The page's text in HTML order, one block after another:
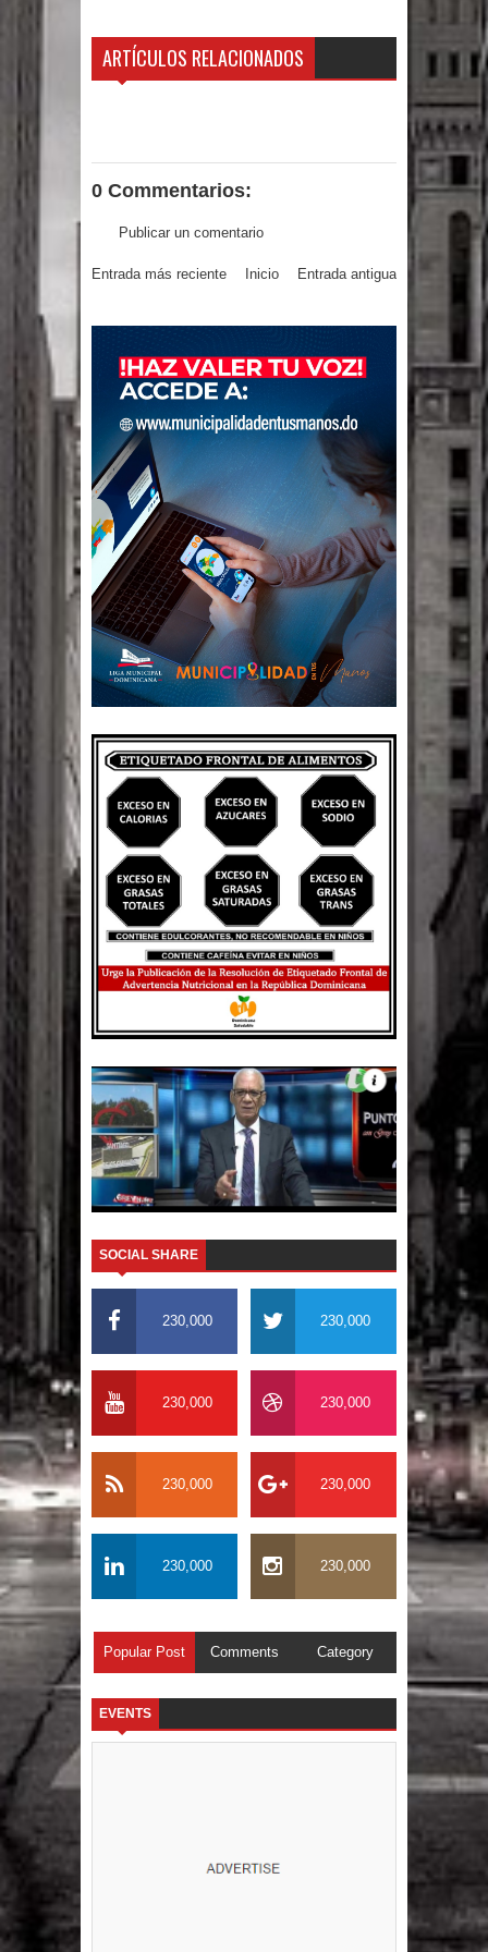
El PRM tendrá desde el próximo
Nueva York aprueba ley para poner
En Santiago precio del botellón de
agua sube a 90 pesos
Entre 20 y 40 inmigrantes al día son
detenidos en los aeropuertos de
EE.UU., según NBC
Belkis Concepción será intervenida
por un delicado problema cardíaco
Abel Martínez llama a los
dominicanos a unirse para sacar al
PRM del Gobierno
Tres detenidos tras detectarse una
presunta estafa contra el
Ayuntamiento de Santiago
PRM votará “por aclamación” a sus
nuevas autoridades
ARTÍCULOS RELACIONADOS
0 Commentarios:
Publicar un comentario
Entrada más reciente Entrada antigua
Inicio
SOCIAL SHARE
230,000 230,000
230,000 230,000
230,000 230,000
230,000 230,000
Popular Post Comments Category
EVENTS